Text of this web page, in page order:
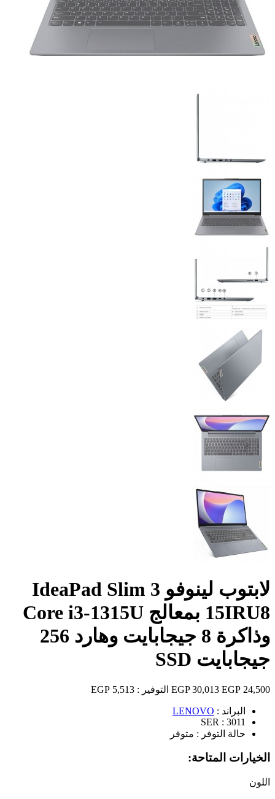
لابتوب لينوفو IdeaPad Slim 3
15IRU8 بمعالج Core i3-1315U
وذاكرة 8 جيجابايت وهارد 256
جيجابايت SSD
24,500 EGP
30,013 EGP التوفير : 5,513 EGP
البراند : LENOVO
SER : 3011
حالة التوفر : متوفر
الخيارات المتاحة:
اللون